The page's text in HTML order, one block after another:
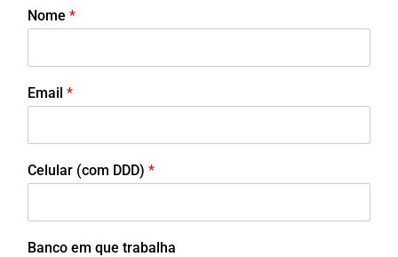
Nome *
Email *
Celular (com DDD) *
Banco em que trabalha